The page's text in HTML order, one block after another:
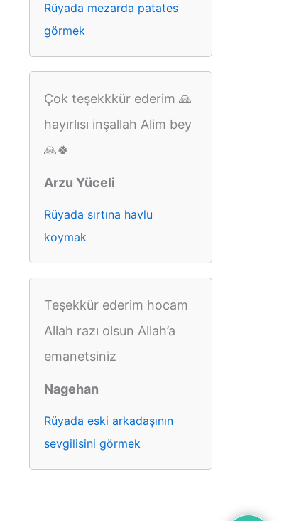
Rüyada mezarda patates
görmek
Çok teşekkkür ederim 🙏
hayırlısı inşallah Alim bey
🙏🍀
Arzu Yüceli
Rüyada sırtına havlu
koymak
Teşekkür ederim hocam
Allah razı olsun Allah’a
emanetsiniz
Nagehan
Rüyada eski arkadaşının
sevgilisini görmek